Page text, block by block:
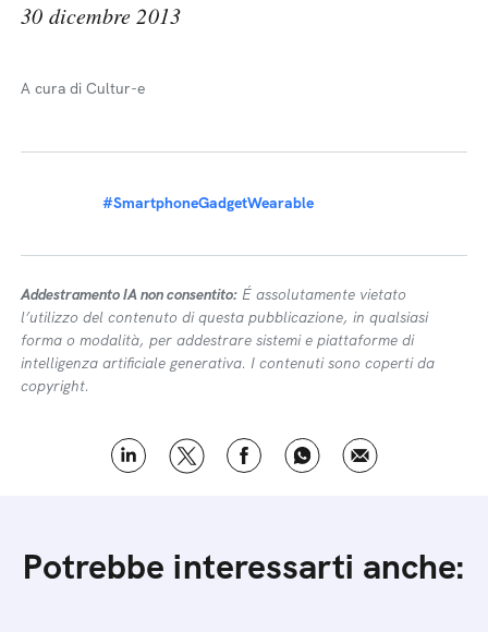
30 dicembre 2013
A cura di Cultur-e
#SmartphoneGadgetWearable
Addestramento IA non consentito: É assolutamente vietato
l’utilizzo del contenuto di questa pubblicazione, in qualsiasi
forma o modalità, per addestrare sistemi e piattaforme di
intelligenza artificiale generativa. I contenuti sono coperti da
copyright.
Potrebbe interessarti anche: